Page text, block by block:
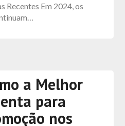
Recentes Em 2024, os
a Melhor
para
nos